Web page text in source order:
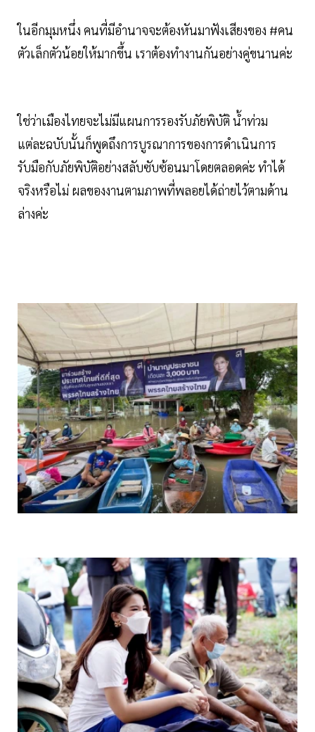
ในอีกมุมหนึ่ง คนที่มีอำนาจจะต้องหันมาฟังเสียงของ #คน
ตัวเล็กตัวน้อยให้มากขึ้น เราต้องทำงานกันอย่างคู่ขนานค่ะ
ใช่ว่าเมืองไทยจะไม่มีแผนการรองรับภัยพิบัติ น้ำท่วม
แต่ละฉบับนั้นก็พูดถึงการบูรณาการของการดำเนินการ
รับมือกับภัยพิบัติอย่างสลับซับซ้อนมาโดยตลอดค่ะ ทำได้
จริงหรือไม่ ผลของงานตามภาพที่พลอยได้ถ่ายไว้ตามด้าน
ล่างค่ะ